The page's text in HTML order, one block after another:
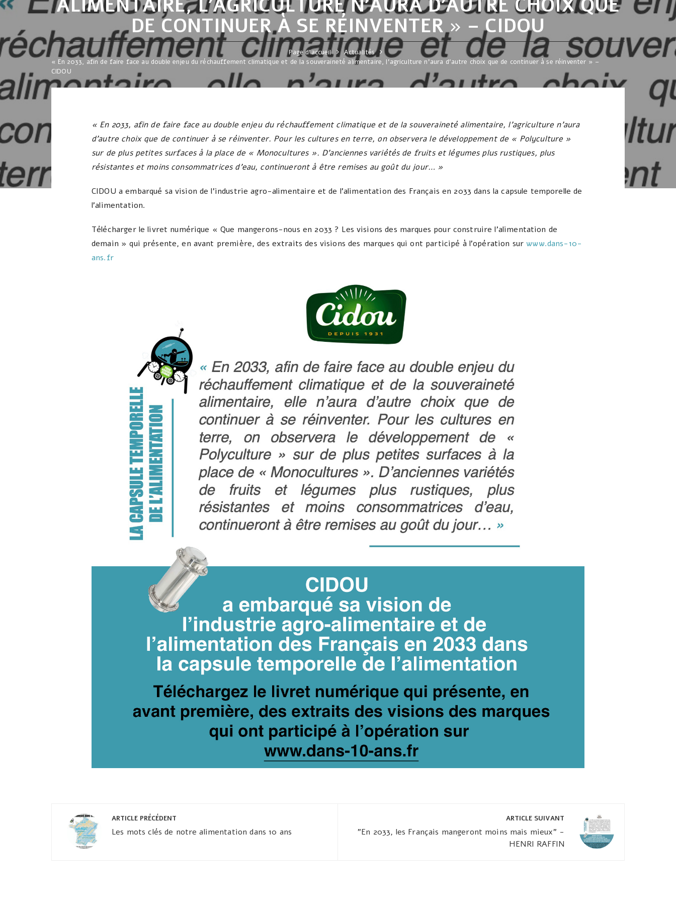
ALIMENTAIRE, L’AGRICULTURE N’AURA D’AUTRE CHOIX QUE
DE CONTINUER À SE RÉINVENTER » – CIDOU
Page d'accueil
Actualités
« En 2033, afin de faire face au double enjeu du réchauffement climatique et de la souveraineté alimentaire, l’agriculture n’aura d’autre choix que de continuer à se réinventer » –
CIDOU
« En 2033, afin de faire face au double enjeu du réchauffement climatique et de la souveraineté alimentaire, l’agriculture n’aura
d’autre choix que de continuer à se réinventer. Pour les cultures en terre, on observera le développement de « Polyculture »
sur de plus petites surfaces à la place de « Monocultures ». D’anciennes variétés de fruits et légumes plus rustiques, plus
résistantes et moins consommatrices d’eau, continueront à être remises au goût du jour… »
CIDOU a embarqué sa vision de l’industrie agro-alimentaire et de l’alimentation des Français en 2033 dans la capsule temporelle de
l’alimentation.
Télécharger le livret numérique « Que mangerons-nous en 2033 ? Les visions des marques pour construire l’alimentation de
demain » qui présente, en avant première, des extraits des visions des marques qui ont participé à l’opération surwww.dans-10-
ans.fr
Navigation
de
l’article
ARTICLE PRÉCÉDENT
Les mots clés de notre alimentation dans 10 ans
ARTICLE SUIVANT
"En 2033, les Français mangeront moins mais mieux" -
HENRI RAFFIN